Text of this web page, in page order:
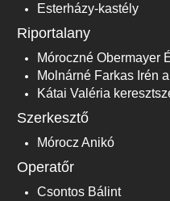
Esterházy-kastély
Riportalany
Móroczné Obermayer
Molnárné Farkas Irén
Kátai Valéria
Szerkesztő
Mórocz Anikó
Operatőr
Csontos Bálint